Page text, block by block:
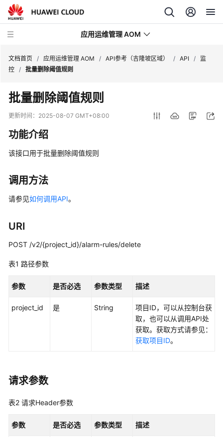
应用运维管理 AOM
最
新
动
品
绍
计
说
速
门
用
佳
践
API
文档首页 / 应用运维管理 AOM / API参考（吉隆坡区域） / API /
监
控 / 批量删除阈值规则
批量删除阈值规则
更新时间： 2025-08-07 GMT+08:00
功能介绍
该接口用于批量删除阈值规则
调用方法
请参见如何调用API。
URI
POST /v2/{project_id}/alarm-rules/delete
表1 路径参数
参数 是否必选 参数类型 描述
project_id 是 String
项目ID，可以从控制台获
取，也可以从调用API处
获取。获取方式请参见：
获取项目ID。
请求参数
表2 请求Header参数
参数 是否必选 参数类型 描述